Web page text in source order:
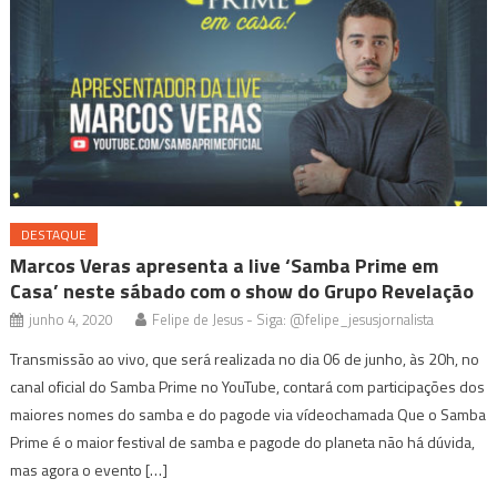
DESTAQUE
Marcos Veras apresenta a live ‘Samba Prime em
Casa’ neste sábado com o show do Grupo Revelação
junho 4, 2020 Felipe de Jesus - Siga: @felipe_jesusjornalista
Transmissão ao vivo, que será realizada no dia 06 de junho, às 20h, no
canal oficial do Samba Prime no YouTube, contará com participações dos
maiores nomes do samba e do pagode via vídeochamada Que o Samba
Prime é o maior festival de samba e pagode do planeta não há dúvida,
mas agora o evento […]